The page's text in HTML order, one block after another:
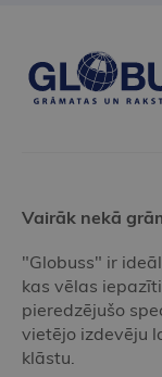
Vairāk nekā
"Globuss" ir
kas vēlas
pieredzējušo
vietējo izdevēju
klāstu.